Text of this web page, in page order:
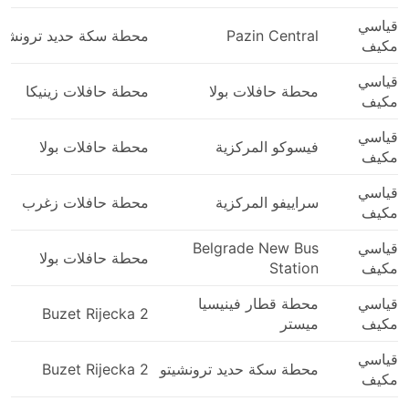
قياسي
مكيف
Pazin Central محطة سكة حديد
قياسي
مكيف
محطة حافلات بولا محطة حافلات زينيكا
قياسي
مكيف
فيسوكو المركزية محطة حافلات بولا
قياسي
مكيف
سراييفو المركزية محطة حافلات زغرب
قياسي
مكيف
Belgrade New Bus
Station
محطة حافلات بولا
قياسي
مكيف
محطة قطار فينيسيا
ميستر
Buzet Rijecka 2
قياسي
مكيف
محطة سكة حديد ترونشيتو Buzet Rijecka 2